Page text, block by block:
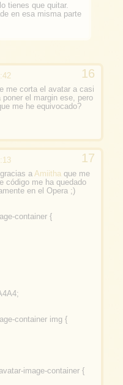
tienes que quitar.
en esa misma parte
me corta el avatar a casi
poner el margin ese, pero
me he equivocado?
aAmiitha que me
código me ha quedado
en el Opera ;)
container {
container img {
image-container {